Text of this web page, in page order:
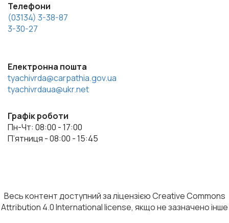
Телефони
(03134) 3-38-87
3-30-27
Електронна пошта
tyachivrda@carpathia.gov.ua
tyachivrdaua@ukr.net
Графік роботи
Пн-Чт: 08:00 - 17:00
П’ятниця - 08:00 - 15:45
Весь контент доступний за ліцензією Creative Commons
Attribution 4.0 International license, якщо не зазначено інше